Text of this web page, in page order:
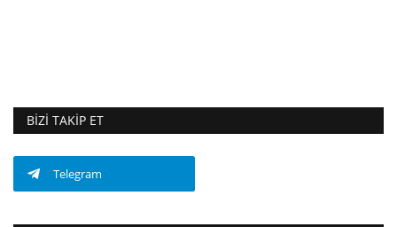
BIZI TAKIP ET
Telegram